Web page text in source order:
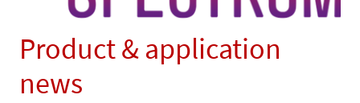
Product & application
news